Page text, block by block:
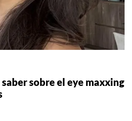
sobre el eye maxxing